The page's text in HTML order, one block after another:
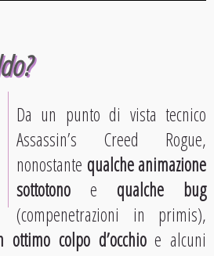
Da un punto di vista tecnico
Assassin’s Creed Rogue,
nonostante qualche animazione
sottotono e qualche bug
(compenetrazioni in primis),
ottimo colpo d’occhioe alcuni